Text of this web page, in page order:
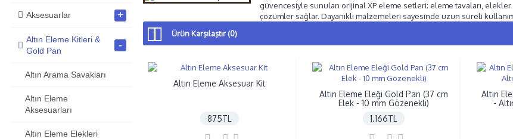
Aksesuarlar +
Altın Eleme Kitleri &
Gold Pan
-
Altın Arama Savakları
Altın Eleme
Aksesuarları
Altın Eleme Elekleri
güvencesiyle sunulan orijinal XP eleme setleri; eleme tavaları,
çözümler sağlar. Dayanıklı malzemeleri sayesinde uzun süreli
Ürün Karşılaştır (0)
Altın Eleme Aksesuar Kit
875TL
Altın Eleme Eleği Gold Pan (37 cm
Elek - 10 mm Gözenekli)
1.166TL
Altın
-